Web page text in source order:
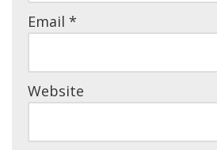
Email *
Website